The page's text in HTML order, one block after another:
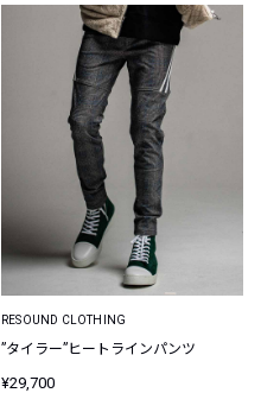
RESOUND CLOTHING
”タイラー”ヒートラインパンツ
¥29,700